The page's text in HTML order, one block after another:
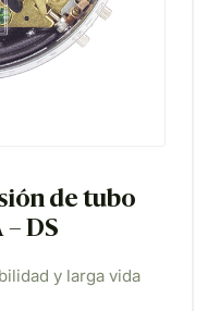
de tubo
DS
y larga vida